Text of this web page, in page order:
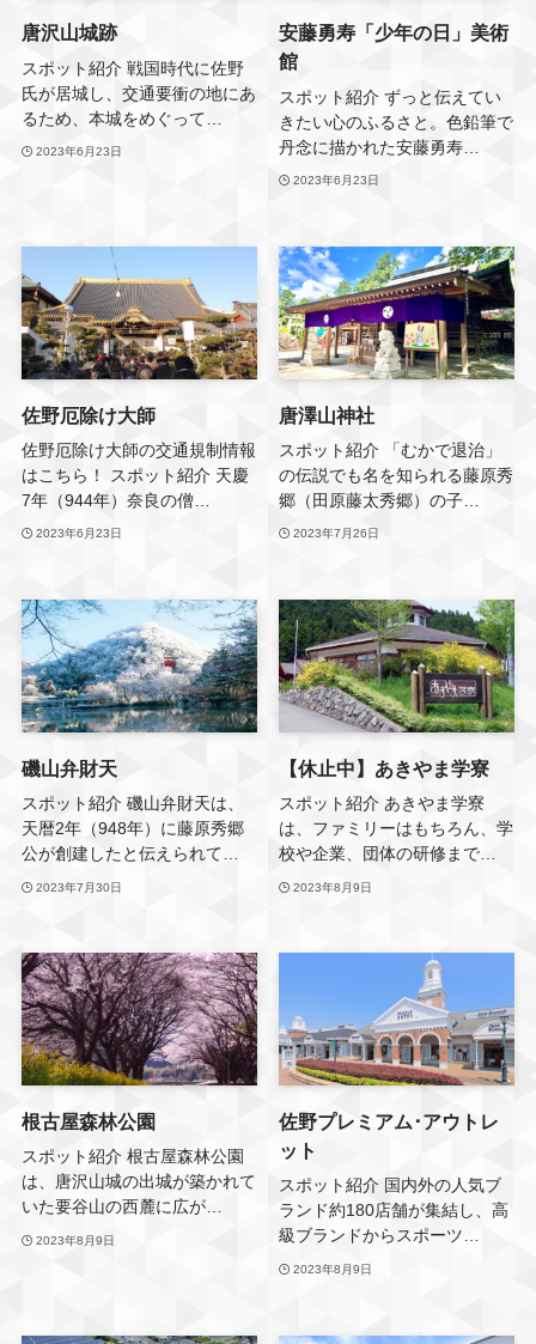
唐沢山城跡
スポット紹介 戦国時代に佐野
氏が居城し、交通要衝の地にあ
るため、本城をめぐって…
2023年6月23日
安藤勇寿「少年の日」美術
館
スポット紹介 ずっと伝えてい
きたい心のふるさと。色鉛筆で
丹念に描かれた安藤勇寿…
2023年6月23日
佐野厄除け大師
佐野厄除け大師の交通規制情報
はこちら！ スポット紹介 天慶
7年（944年）奈良の僧…
2023年6月23日
唐澤山神社
スポット紹介 「むかで退治」
の伝説でも名を知られる藤原秀
郷（田原藤太秀郷）の子…
2023年7月26日
磯山弁財天
スポット紹介 磯山弁財天は、
天暦2年（948年）に藤原秀郷
公が創建したと伝えられて…
2023年7月30日
【休止中】あきやま学寮
スポット紹介 あきやま学寮
は、ファミリーはもちろん、学
校や企業、団体の研修まで…
2023年8月9日
根古屋森林公園
スポット紹介 根古屋森林公園
は、唐沢山城の出城が築かれて
いた要谷山の西麓に広が…
2023年8月9日
佐野プレミアム･アウトレ
ット
スポット紹介 国内外の人気ブ
ランド約180店舗が集結し、高
級ブランドからスポーツ…
2023年8月9日